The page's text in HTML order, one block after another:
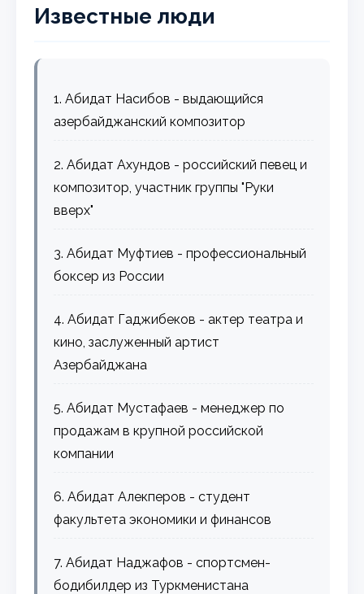
Известные люди
1. Абидат Насибов - выдающийся
азербайджанский композитор
2. Абидат Ахундов - российский певец и
композитор, участник группы "Руки
вверх"
3. Абидат Муфтиев - профессиональный
боксер из России
4. Абидат Гаджибеков - актер театра и
кино, заслуженный артист
Азербайджана
5. Абидат Мустафаев - менеджер по
продажам в крупной российской
компании
6. Абидат Алекперов - студент
факультета экономики и финансов
7. Абидат Наджафов - спортсмен-
бодибилдер из Туркменистана